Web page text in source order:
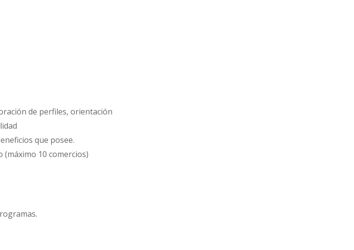
de perfiles, orientación
que posee.
(máximo 10 comercios)